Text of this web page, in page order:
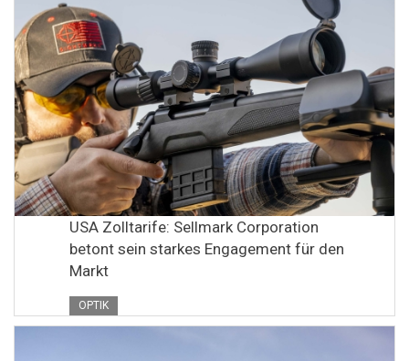
USA Zolltarife: Sellmark Corporation
betont sein starkes Engagement für den
Markt
OPTIK